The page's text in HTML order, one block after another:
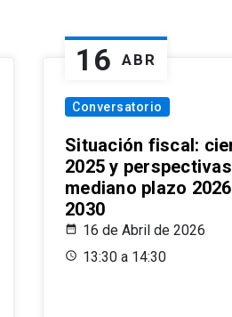
16 ABR
Conversatorio
Situación fiscal:
2025 y
mediano plazo
2030
16 de Abril de 2026
13:30 a 14:30